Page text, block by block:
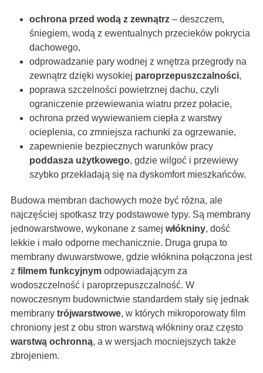
ochrona przed wodą z zewnątrz– deszczem,
śniegiem, wodą z ewentualnych przecieków pokrycia
dachowego,
odprowadzanie pary wodnej z wnętrza przegrody na
zewnątrz dzięki wysokiej paroprzepuszczalności,
poprawa szczelności powietrznej dachu, czyli
ograniczenie przewiewania wiatru przez połacie,
ochrona przed wywiewaniem ciepła z warstwy
ocieplenia, co zmniejsza rachunki za ogrzewanie,
zapewnienie bezpiecznych warunków pracy
poddasza użytkowego, gdzie wilgoć i przewiewy
szybko przekładają się na dyskomfort mieszkańców.
Budowa membran dachowych może być różna, ale
najczęściej spotkasz trzy podstawowe typy. Są membrany
jednowarstwowe, wykonane z samej włókniny, dość
lekkie i mało odporne mechanicznie. Druga grupa to
membrany dwuwarstwowe, gdzie włóknina połączona jest
z filmem funkcyjnymodpowiadającym za
wodoszczelność i paroprzepuszczalność. W
nowoczesnym budownictwie standardem stały się jednak
membrany trójwarstwowe, w których mikroporowaty film
chroniony jest z obu stron warstwą włókniny oraz często
warstwą ochronną, a w wersjach mocniejszych także
zbrojeniem.